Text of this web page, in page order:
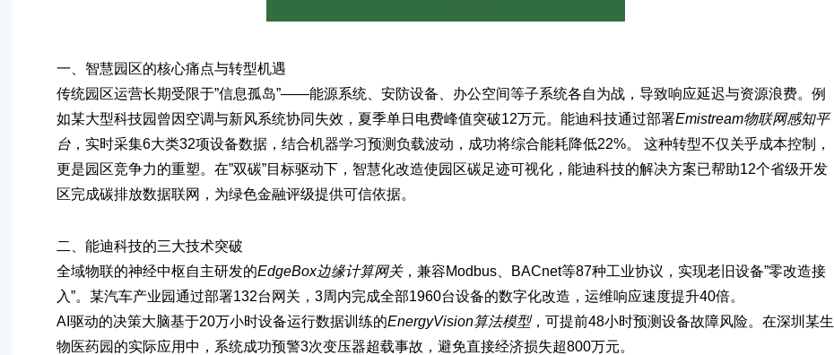
一、 智慧园区的核心痛点与转型机遇
传统园区运营长期受限于”信息孤岛”——能源系统、安防设备、办公空间等子系统各自为战，导致响应延迟与资源浪费。例
如某大型科技园曾因空调与新风系统协同失效，夏季单日电费峰值突破12万元。能迪科技通过部署Emistream物联网感知平
台 ，实时采集6大类32项设备数据，结合机器学习预测负载波动，成功将综合能耗降低22%。 这种转型不仅关乎成本控制，
更是园区竞争力的重塑。在”双碳”目标驱动下， 智慧化改造使园区碳足迹可视化 ，能迪科技的解决方案已帮助12个省级开发
区完成碳排放数据联网，为绿色金融评级提供可信依据。
二、能迪科技的三大技术突破
全域物联的神经中枢自主研发的EdgeBox边缘计算网关，兼容Modbus、BACnet等87种工业协议，实现老旧设备”零改造接
入”。某汽车产业园通过部署132台网关，3周内完成全部1960台设备的数字化改造，运维响应速度提升40倍。
AI驱动的决策大脑基于20万小时设备运行数据训练的EnergyVision算法模型，可提前48小时预测设备故障风险。在深圳某生
物医药园的实际应用中，系统成功预警3次变压器超载事故，避免直接经济损失超800万元。